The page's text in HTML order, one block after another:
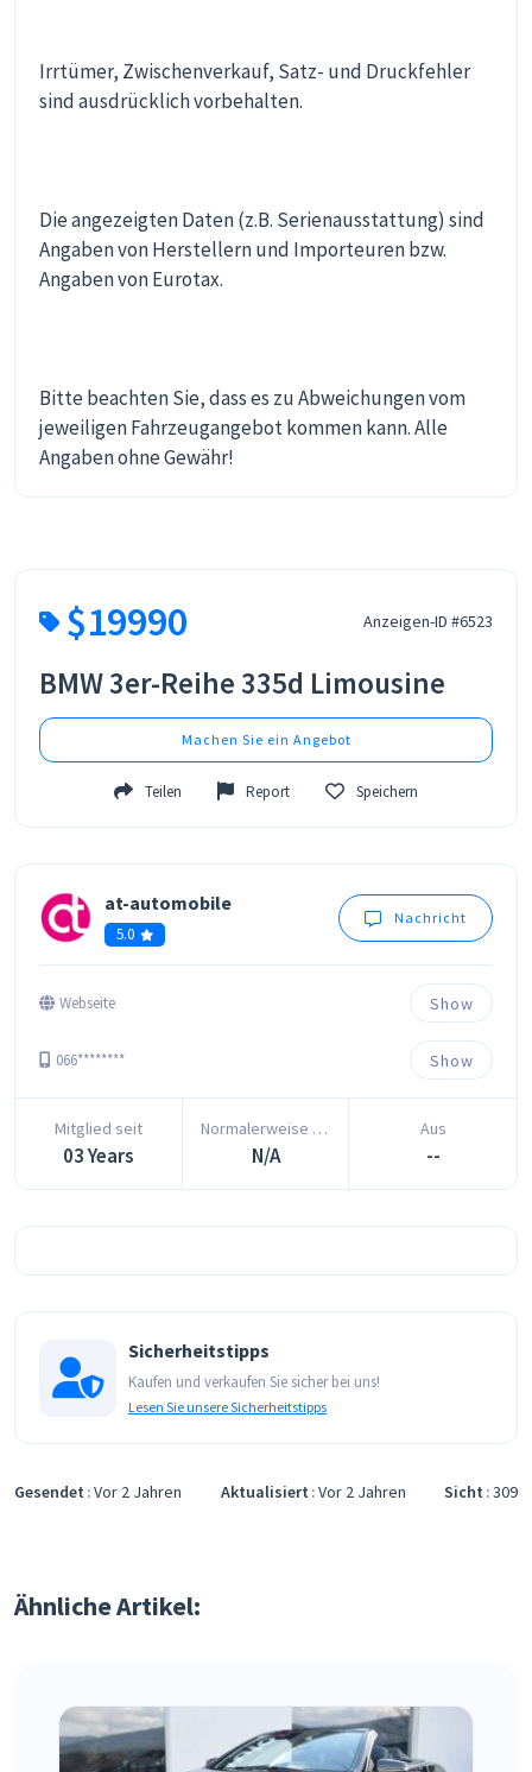
Irrtümer, Zwischenverkauf, Satz- und Druckfehler
sind ausdrücklich vorbehalten.
Die angezeigten Daten (z.B. Serienausstattung) sind
Angaben von Herstellern und Importeuren bzw.
Angaben von Eurotax.
Bitte beachten Sie, dass es zu Abweichungen vom
jeweiligen Fahrzeugangebot kommen kann. Alle
Angaben ohne Gewähr!
$19990 Anzeigen-ID #6523
BMW 3er-Reihe 335d Limousine
Machen Sie ein Angebot
Teilen Report Speichern
at-automobile
5.0
Nachricht
Webseite Show
066******** Show
Mitglied seit
03 Years
Normalerweise antwortet in
N/A
Aus
--
Sicherheitstipps
Kaufen und verkaufen Sie sicher bei uns!
Lesen Sie unsere Sicherheitstipps
Gesendet Vor 2 Jahren Aktualisiert Vor 2 Jahren Sicht 309
Ähnliche Artikel: